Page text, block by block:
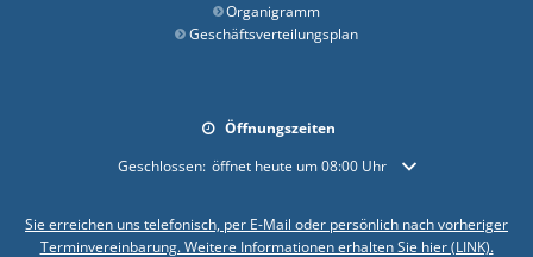
Organigramm
Geschäftsverteilungsplan
Öffnungszeiten
Klicken, um weitere Öffnungs- oder Schließzeiten
Geschlossen: öffnet heute um 08:00 Uhr
Sie erreichen uns telefonisch, per E-Mail oder persönlich nach vorheriger
Terminvereinbarung. Weitere Informationen erhalten Sie hier (LINK).